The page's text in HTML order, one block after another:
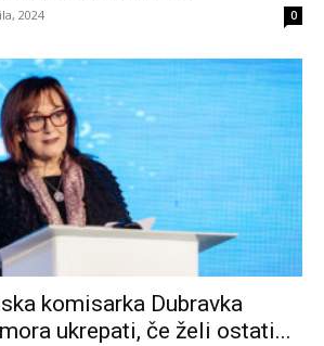
2024 0
komisarka Dubravka
ukrepati, če želi ostati...